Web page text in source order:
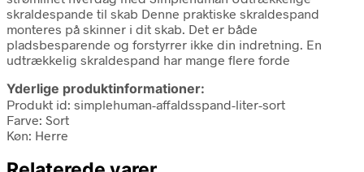
skraldespande til skab Denne praktiske skraldespand
monteres på skinner i dit skab. Det er både
pladsbesparende og forstyrrer ikke din indretning. En
udtrækkelig skraldespand har mange flere forde
Yderlige produktinformationer:
Produkt id: simplehuman-affaldsspand-liter-sort
Farve: Sort
Køn: Herre